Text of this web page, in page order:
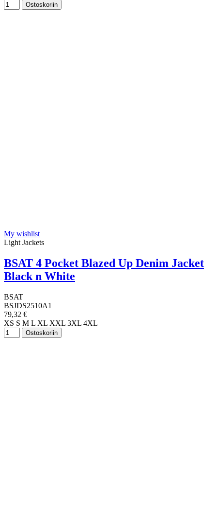
Ostoskoriin
My wishlist
Light Jackets
BSAT 4 Pocket Blazed Up Denim Jacket
Black n White
BSAT
BSJDS2510A1
79,32 €
XS S M L XL XXL 3XL 4XL
Ostoskoriin